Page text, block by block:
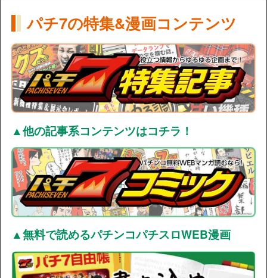
パチ7の特集&漫画コンテンツ
▲他の記事系コンテンツはコチラ！
▲無料で読めるパチンコパチスロWEB漫画